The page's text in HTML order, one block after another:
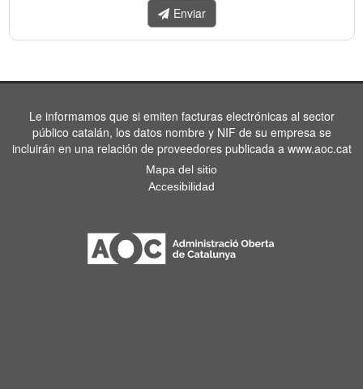
Enviar
Le informamos que si emiten facturas electrónicas al sector
público catalán, los datos nombre y NIF de su empresa se
incluirán en una relación de proveedores publicada a www.aoc.cat
Mapa del sitio
Accesibilidad